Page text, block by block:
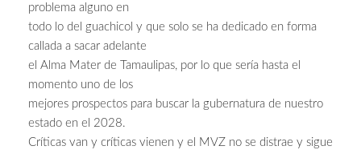
problema alguno en
todo lo del guachicol y que solo se ha dedicado en forma
callada a sacar adelante
el Alma Mater de Tamaulipas, por lo que sería hasta el
momento uno de los
mejores prospectos para buscar la gubernatura de nuestro
estado en el 2028.
Críticas van y críticas vienen y el MVZ no se distrae y sigue